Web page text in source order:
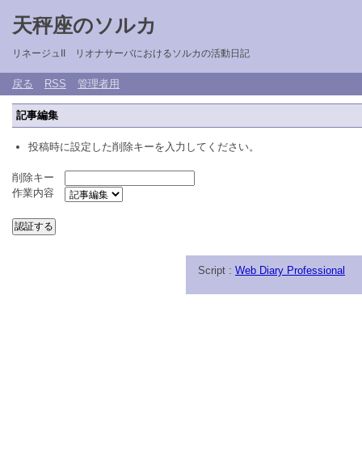
天秤座のソルカ
リネージュII リオナサーバにおけるソルカの活動日記
戻る RSS 管理者用
記事編集
投稿時に設定した削除キーを入力してください。
削除キー
作業内容
Script : Web Diary Professional